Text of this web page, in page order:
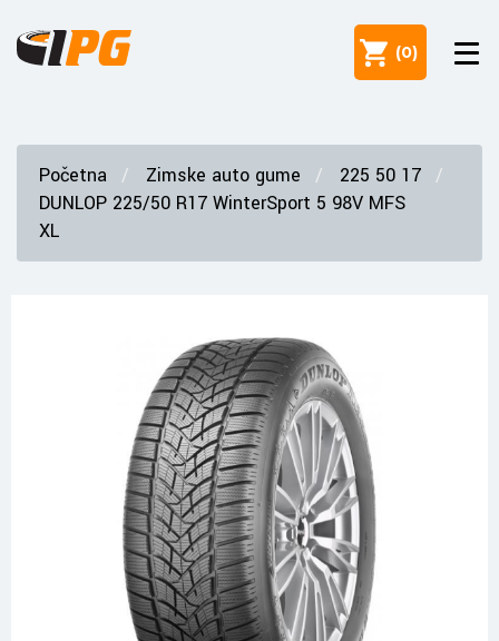
(0)
Početna Zimske auto gume
225 50 17
DUNLOP 225/50 R17 WinterSport 5 98V MFS
XL